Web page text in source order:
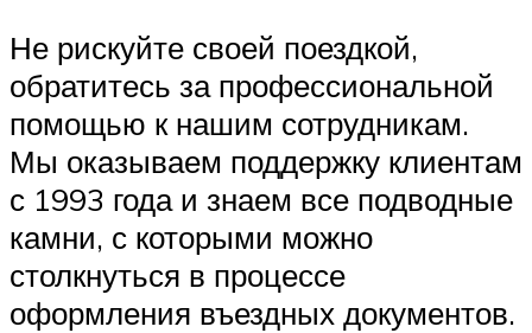
Не рискуйте своей поездкой,
обратитесь за профессиональной
помощью к нашим сотрудникам.
Мы оказываем поддержку клиентам
с 1993 года и знаем все подводные
камни, с которыми можно
столкнуться в процессе
оформления въездных документов.